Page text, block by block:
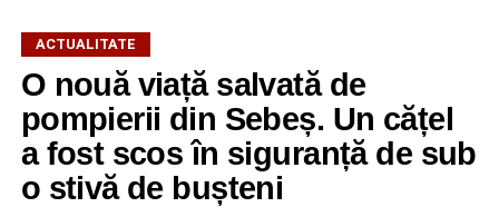
ACTUALITATE
O nouă viață salvată de
pompierii din Sebeș. Un cățel
a fost scos în siguranță de sub
o stivă de bușteni